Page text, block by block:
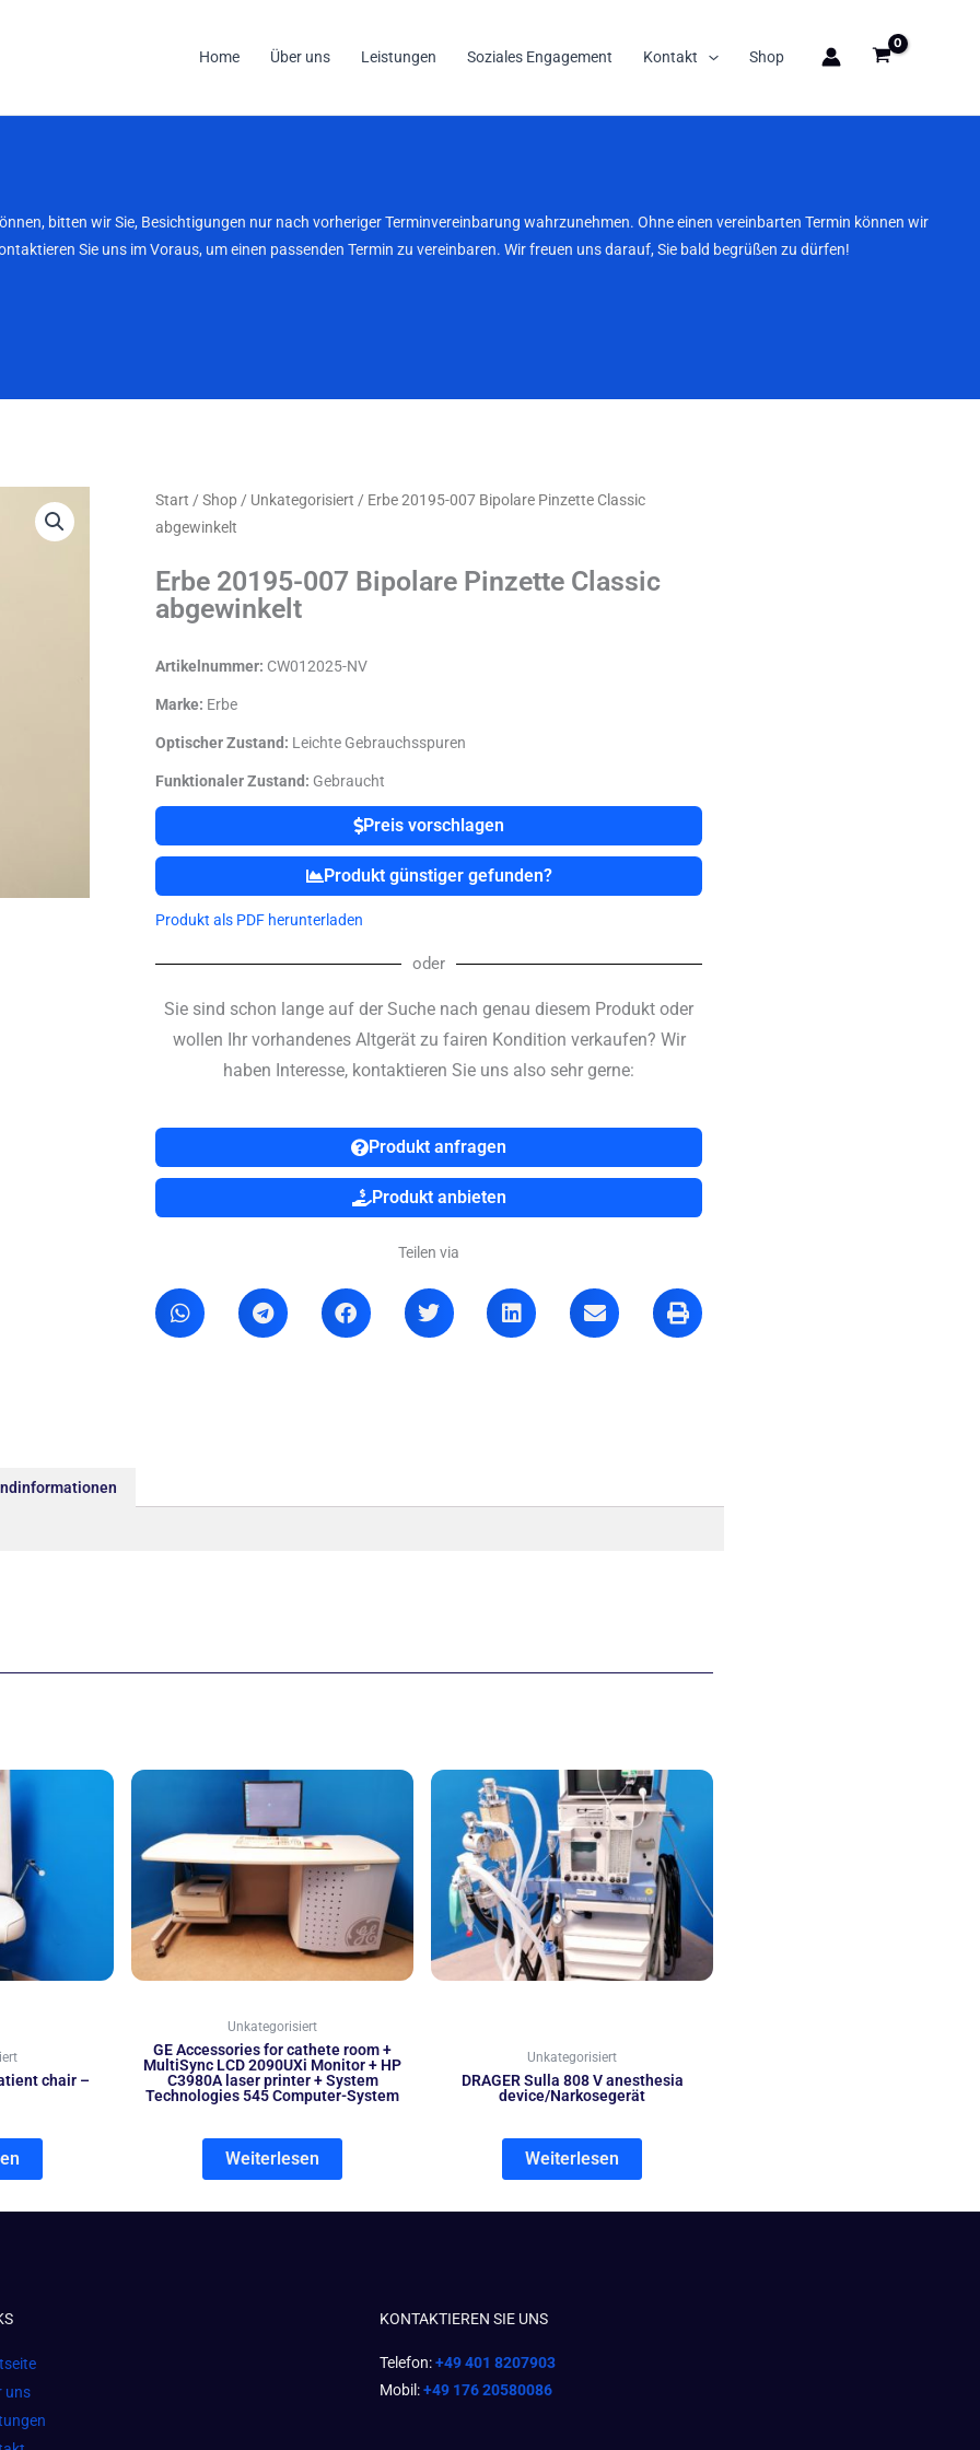
Home Über uns Leistungen Soziales Engagement Kontakt Shop
bitten wir Sie, Besichtigungen nur nach vorheriger Terminvereinbarung wahrzunehmen. Ohne einen vereinbarten Termin können wir
Sie uns im Voraus, um einen passenden Termin zu vereinbaren. Wir freuen uns darauf, Sie bald begrüßen zu dürfen!
Start / Shop / Unkategorisiert / Erbe 20195-007 Bipolare Pinzette Classic
abgewinkelt
Erbe 20195-007 Bipolare Pinzette Classic
abgewinkelt
Artikelnummer: CW012025-NV
Marke: Erbe
Optischer Zustand: Leichte Gebrauchsspuren
Funktionaler Zustand: Gebraucht
Preis vorschlagen
Produkt günstiger gefunden?
Produkt als PDF herunterladen
oder
Sie sind schon lange auf der Suche nach genau diesem Produkt oder
wollen Ihr vorhandenes Altgerät zu fairen Kondition verkaufen? Wir
haben Interesse, kontaktieren Sie uns also sehr gerne:
Produkt anfragen
Produkt anbieten
Teilen via
chair –
Unkategorisiert
GE Accessories for cathete room +
MultiSync LCD 2090UXi Monitor + HP
C3980A laser printer + System
Technologies 545 Computer-System
Weiterlesen
Unkategorisiert
DRAGER Sulla 808 V anesthesia
device/Narkosegerät
Weiterlesen
uns
KONTAKTIEREN SIE UNS
Telefon:+49 401 8207903
Mobil:+49 176 20580086